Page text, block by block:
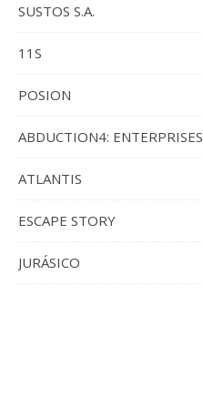
SUSTOS S.A.
11S
POSION
ABDUCTION4: ENTERPRISES
ATLANTIS
ESCAPE STORY
JURÁSICO